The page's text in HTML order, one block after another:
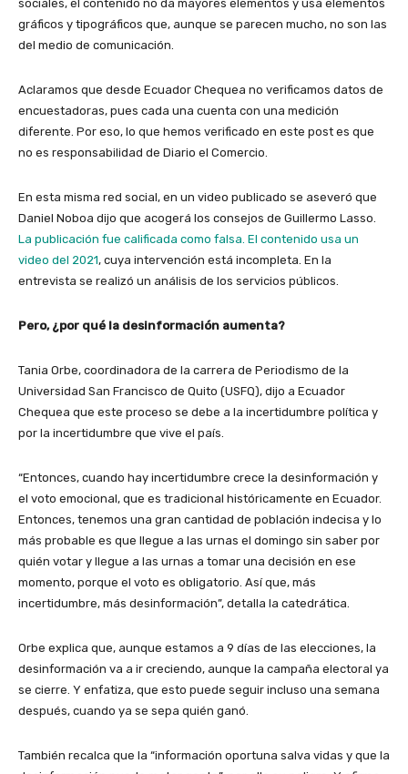
sociales, el contenido no da mayores elementos y usa elementos
gráficos y tipográficos que, aunque se parecen mucho, no son las
del medio de comunicación.
Aclaramos que desde Ecuador Chequea no verificamos datos de
encuestadoras, pues cada una cuenta con una medición
diferente. Por eso, lo que hemos verificado en este post es que
no es responsabilidad de Diario el Comercio.
En esta misma red social, en un video publicado se aseveró que
Daniel Noboa dijo que acogerá los consejos de Guillermo Lasso.
La publicación fue calificada como falsa. El contenido usa un
video del 2021, cuya intervención está incompleta. En la
entrevista se realizó un análisis de los servicios públicos.
Pero, ¿por qué la desinformación aumenta?
Tania Orbe, coordinadora de la carrera de Periodismo de la
Universidad San Francisco de Quito (USFQ), dijo a Ecuador
Chequea que este proceso se debe a la incertidumbre política y
por la incertidumbre que vive el país.
“Entonces, cuando hay incertidumbre crece la desinformación y
el voto emocional, que es tradicional históricamente en Ecuador.
Entonces, tenemos una gran cantidad de población indecisa y lo
más probable es que llegue a las urnas el domingo sin saber por
quién votar y llegue a las urnas a tomar una decisión en ese
momento, porque el voto es obligatorio. Así que, más
incertidumbre, más desinformación”, detalla la catedrática.
Orbe explica que, aunque estamos a 9 días de las elecciones, la
desinformación va a ir creciendo, aunque la campaña electoral ya
se cierre. Y enfatiza, que esto puede seguir incluso una semana
después, cuando ya se sepa quién ganó.
También recalca que la “información oportuna salva vidas y que la